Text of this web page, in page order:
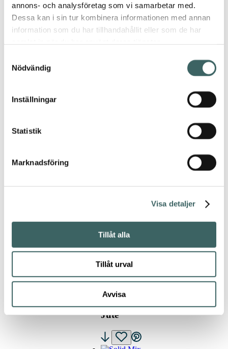
annons- och analysföretag som vi samarbetar med.
Dessa kan i sin tur kombinera informationen med annan
information som du har tillhandahållit eller som de har
Nödvändig
Inställningar
Statistik
Marknadsföring
Visa detaljer
Tillåt alla
Tillåt urval
Avvisa
Hikira
Echo
Zephyr
Jute